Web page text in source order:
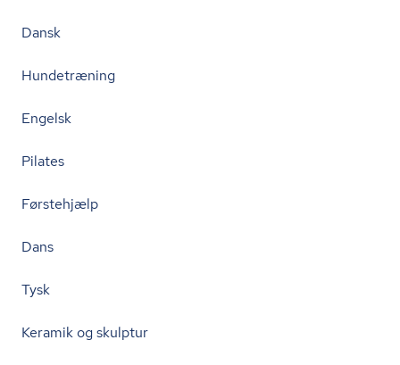
Dansk
Hundetræning
Engelsk
Pilates
Førstehjælp
Dans
Tysk
Keramik og skulptur